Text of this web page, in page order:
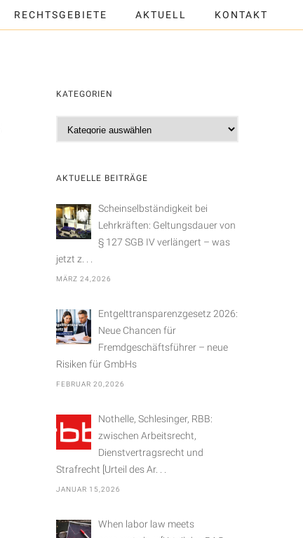
RECHTSGEBIETE AKTUELL KONTAKT
KATEGORIEN
a
e
o
r
i
e
n
AKTUELLE BEITRÄGE
Scheinselbständigkeit bei
Lehrkräften: Geltungsdauer von
§ 127 SGB IV verlängert – was
jetzt z. . .
MÄRZ 24,2026
Entgelttransparenzgesetz 2026:
Neue Chancen für
Fremdgeschäftsführer – neue
Risiken für GmbHs
FEBRUAR 20,2026
Nothelle, Schlesinger, RBB:
zwischen Arbeitsrecht,
Dienstvertragsrecht und
Strafrecht [Urteil des Ar. . .
JANUAR 15,2026
When labor law meets